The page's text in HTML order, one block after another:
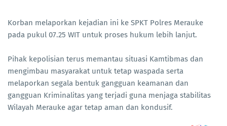
Korban melaporkan kejadian ini ke SPKT Polres Merauke
pada pukul 07.25 WIT untuk proses hukum lebih lanjut.
Pihak kepolisian terus memantau situasi Kamtibmas dan
mengimbau masyarakat untuk tetap waspada serta
melaporkan segala bentuk gangguan keamanan dan
gangguan Kriminalitas yang terjadi guna menjaga stabilitas
Wilayah Merauke agar tetap aman dan kondusif.